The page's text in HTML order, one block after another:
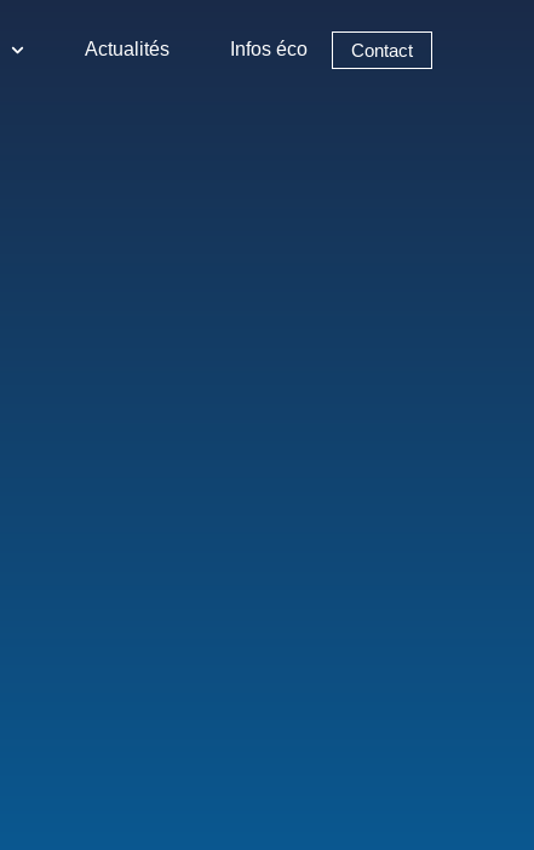
Actualités Infos éco Contact